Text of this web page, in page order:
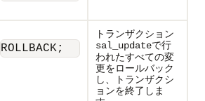
ROLLBACK;
トランザクション
sal_updateで行
われたすべての変
更をロールバック
し、トランザクシ
ョンを終了しま